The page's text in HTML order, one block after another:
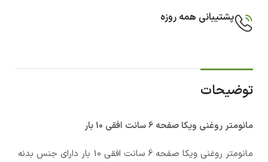
پشتیبانی همه روزه
توضیحات
مانومتر روغنی ویکا صفحه 6 سانت افقی 10 بار
مانومتر روغنی ویکا صفحه 6 سانت افقی 10 بار دارای جنس بدنه